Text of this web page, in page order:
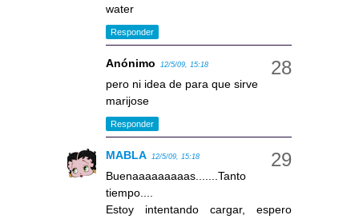
water
Responder
Anónimo 12/5/09, 15:18
pero ni idea de para que sirve
marijose
Responder
MABLA 12/5/09, 15:18
Buenaaaaaaaaas.......Tanto
tiempo....
Estoy intentando cargar, espero